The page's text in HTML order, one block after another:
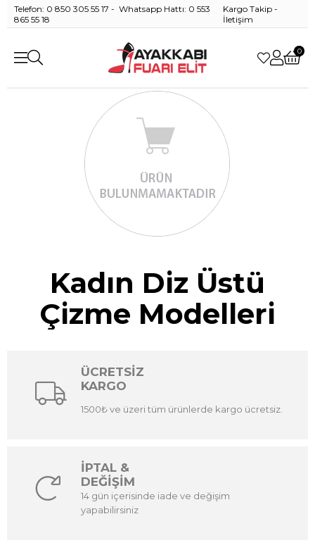
Telefon: 0 850 305 55 17 - Whatsapp Hattı: 0 553
865 55 18
Kargo Takip -
İletişim
0
Kadın Diz Üstü
Çizme Modelleri
ÜCRETSİZ
KARGO
1500₺ ve üzeri tüm ürünlerde kargo ücretsiz.
İPTAL &
DEĞİŞİM
14 gün içerisinde iade ve değişim
yapabilirsiniz